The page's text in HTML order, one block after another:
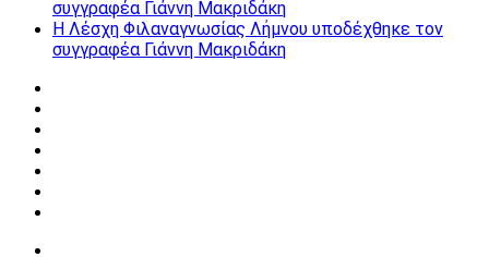
συγγραφέα Γιάννη Μακριδάκη
Η Λέσχη Φιλαναγνωσίας Λήμνου υποδέχθηκε τον
συγγραφέα Γιάννη Μακριδάκη